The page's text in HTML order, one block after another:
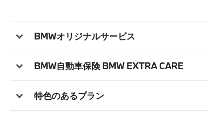
処理がスムーズに進みます。
BMWオリジナルサービス
BMW自動車保険 BMW EXTRA CARE
特色のあるプラン